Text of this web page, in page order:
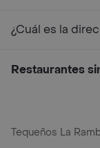
¿Cuál es la
Restaurantes
Tequeños La